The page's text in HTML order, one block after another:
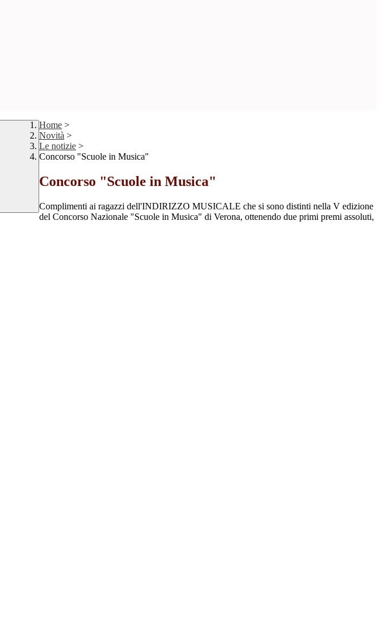
Home >
Novità >
Le notizie >
Concorso "Scuole in Musica"
Concorso "Scuole in Musica"
Complimenti ai ragazzi dell'INDIRIZZO MUSICALE che si sono distinti nella V edizione
del Concorso Nazionale "Scuole in Musica" di Verona, ottenendo due primi premi assoluti,